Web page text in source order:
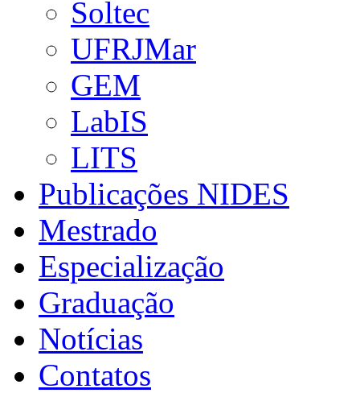
Soltec
UFRJMar
GEM
LabIS
LITS
Publicações NIDES
Mestrado
Especialização
Graduação
Notícias
Contatos